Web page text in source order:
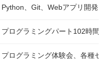
Python、Git、Webアプリ開発、
プログラミングパート102時間＋
プログラミング体験会、各種セミ